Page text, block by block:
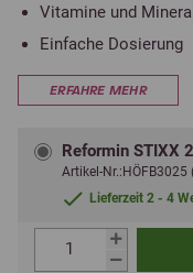
Vitamine und
Einfache Dosierung
ERFAHRE MEHR
Reformin STIXX
Artikel-Nr.:HÖFB3025
Lieferzeit 2 - 4